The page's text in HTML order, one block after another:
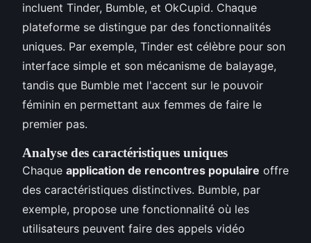
incluent Tinder, Bumble, et OkCupid. Chaque
plateforme se distingue par des fonctionnalités
uniques. Par exemple, Tinder est célèbre pour son
interface simple et son mécanisme de balayage,
tandis que Bumble met l'accent sur le pouvoir
féminin en permettant aux femmes de faire le
premier pas.
Analyse des caractéristiques uniques
Chaque application de rencontres populaire offre
des caractéristiques distinctives. Bumble, par
exemple, propose une fonctionnalité où les
utilisateurs peuvent faire des appels vidéo